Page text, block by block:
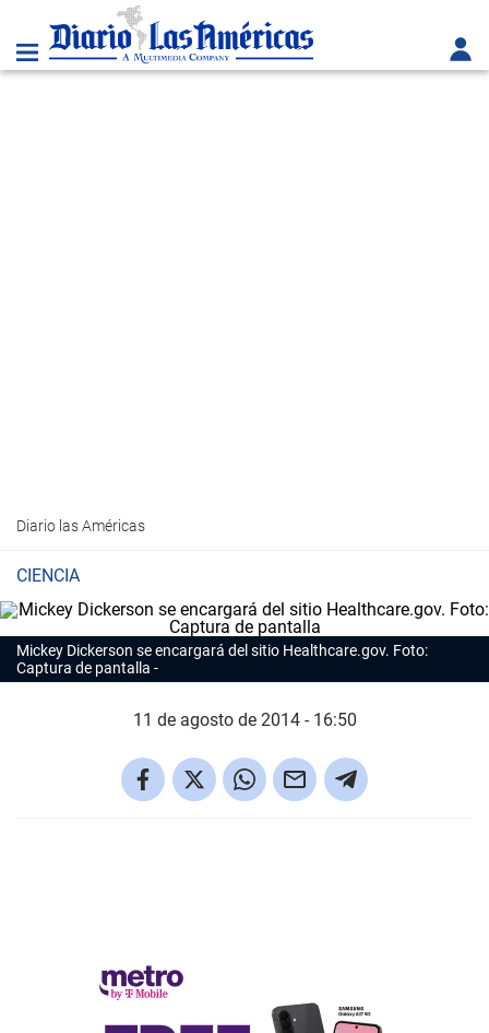
Diario las Américas
CIENCIA
Mickey Dickerson se encargará del sitio Healthcare.gov. Foto:
Captura de pantalla
11 de agosto de 2014 - 16:50